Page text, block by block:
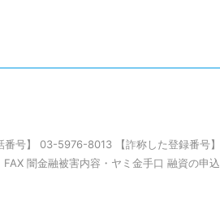
番号】 03-5976-8013 【詐称した登録番号】
闇金融被害内容・ヤミ金手口 融資の申込